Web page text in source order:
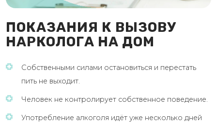
ПОКАЗАНИЯ К ВЫЗОВУ
НАРКОЛОГА НА ДОМ
Собственными силами остановиться и перестать
пить не выходит.
Человек не контролирует собственное поведение.
Употребление алкоголя идёт уже несколько дней